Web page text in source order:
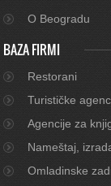
O Beogradu
BAZA FIRMI
Restorani
Turističke
Agencije za
Nameštaj,
Omladinske